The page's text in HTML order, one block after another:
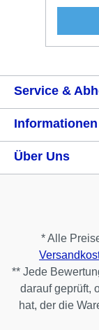
Service &
Informationen
Über Uns
* Alle
** Jede
darauf geprüft,
hat, der die